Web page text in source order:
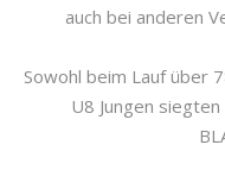
auch bei anderen
Sowohl beim Lauf über
U8 Jungen